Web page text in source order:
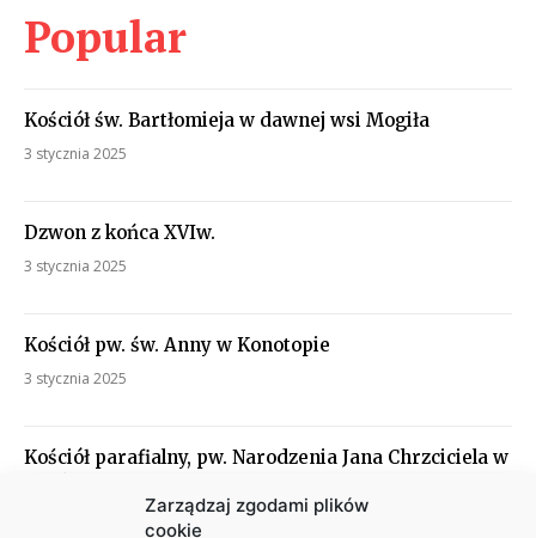
Zarządzaj zgodami plików
cookie
Popular
Kościół św. Bartłomieja w dawnej wsi Mogiła
3 stycznia 2025
Dzwon z końca XVIw.
3 stycznia 2025
Kościół pw. św. Anny w Konotopie
3 stycznia 2025
Kościół parafialny, pw. Narodzenia Jana Chrzciciela w